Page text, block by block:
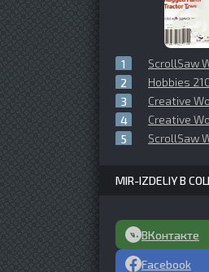
ScrollSaw
Hobbies 2107
Creative
Creative
ScrollSaw
MIR-IZDELIY В
ВКонтакте
Facebook